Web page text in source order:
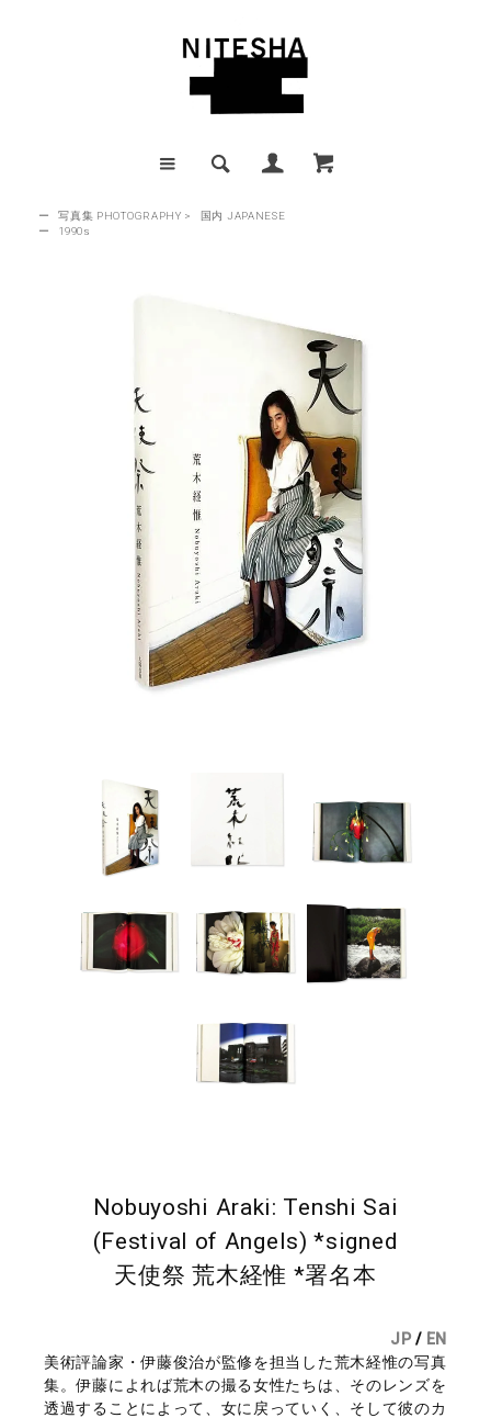
ー 写真集 PHOTOGRAPHY >
国内 JAPANESE
ー
1990s
Nobuyoshi Araki: Tenshi Sai
(Festival of Angels) *signed
天使祭 荒木経惟 *署名本
JP / EN
美術評論家・伊藤俊治が監修を担当した荒木経惟の写真
集。伊藤によれば荒木の撮る女性たちは、そのレンズを
透過することによって、女に戻っていく、そして彼のカ